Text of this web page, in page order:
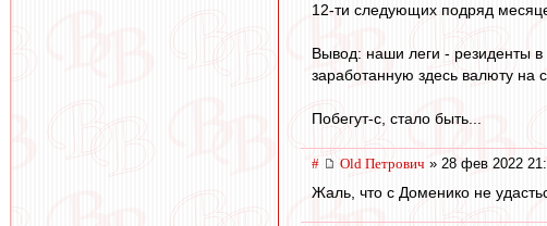
12-ти следующих подряд
Вывод: наши леги - резиденты в
заработанную здесь валюту на
Побегут-с, стало быть...
# Old Петрович » 28 фев 2022
Жаль, что с Доменико не